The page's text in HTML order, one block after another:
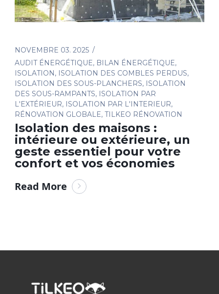
NOVEMBRE 03. 2025
AUDIT ÉNERGÉTIQUE, BILAN ÉNERGÉTIQUE,
ISOLATION, ISOLATION DES COMBLES PERDUS,
ISOLATION DES SOUS-PLANCHERS, ISOLATION
DES SOUS-RAMPANTS, ISOLATION PAR
L'EXTÉRIEUR, ISOLATION PAR L'INTERIEUR,
RÉNOVATION GLOBALE, TILKEO RÉNOVATION
Isolation des maisons :
intérieure ou extérieure, un
geste essentiel pour votre
confort et vos économies
Read More